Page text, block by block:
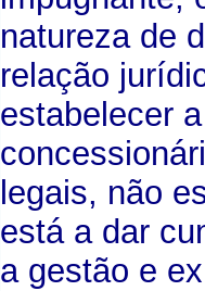
natureza de
relação
estabelecer
legais, não
está a dar
a gestão e